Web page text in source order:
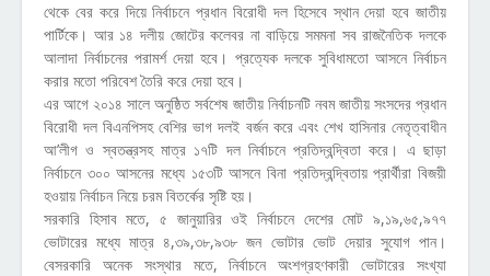
থেকে বের করে দিয়ে নির্বাচনে প্রধান বিরোধী দল হিসেবে স্থান দেয়া হবে জাতীয়
পার্টিকে। আর ১৪ দলীয় জোটের কলেবর না বাড়িয়ে সমমনা সব রাজনৈতিক দলকে
আলাদা নির্বাচনের পরামর্শ দেয়া হবে। প্রত্যেক দলকে সুবিধামতো আসনে নির্বাচন
করার মতো পরিবেশ তৈরি করে দেয়া হবে।
এর আগে ২০১৪ সালে অনুষ্ঠিত সর্বশেষ জাতীয় নির্বাচনটি নবম জাতীয় সংসদের প্রধান
বিরোধী দল বিএনপিসহ বেশির ভাগ দলই বর্জন করে এবং শেখ হাসিনার নেতৃত্বাধীন
আ’লীগ ও স্বতন্ত্রসহ মাত্র ১৭টি দল নির্বাচনে প্রতিদ্বন্দ্বিতা করে। এ ছাড়া
নির্বাচনে ৩০০ আসনের মধ্যে ১৫৩টি আসনে বিনা প্রতিদ্বন্দ্বিতায় প্রার্থীরা বিজয়ী
হওয়ায় নির্বাচন নিয়ে চরম বিতর্কের সৃষ্টি হয়।
সরকারি হিসাব মতে, ৫ জানুয়ারির ওই নির্বাচনে দেশের মোট ৯,১৯,৬৫,৯৭৭
ভোটারের মধ্যে মাত্র ৪,৩৯,৩৮,৯৩৮ জন ভোটার ভোট দেয়ার সুযোগ পান।
বেসরকারি অনেক সংস্থার মতে, নির্বাচনে অংশগ্রহণকারী ভোটারের সংখ্যা